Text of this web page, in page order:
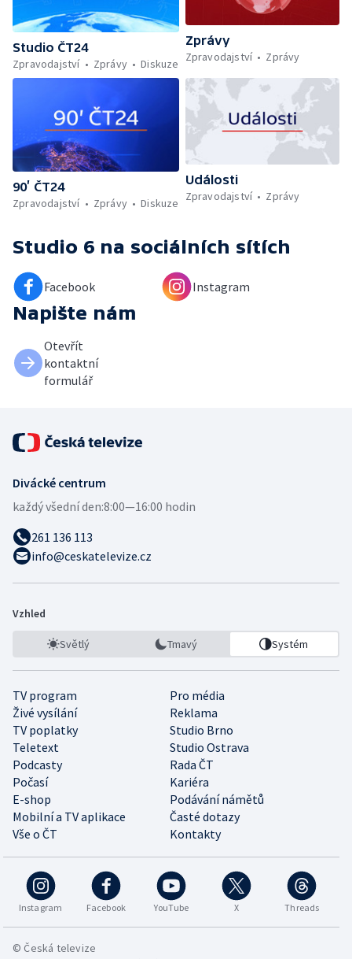
Studio ČT24
Zpravodajství
Zprávy Diskuze
Zprávy
Zpravodajství
Zprávy
90’ ČT24
Zpravodajství
Zprávy Diskuze
Události
Zpravodajství
Zprávy
Studio 6 na sociálních sítích
Facebook Instagram
Napište nám
Otevřít
kontaktní
formulář
Divácké centrum
každý všední den:8:00—16:00 hodin
261 136 113
info@ceskatelevize.cz
Vzhled
Světlý Tmavý Systém
TV program
Pro média
Živé vysílání
Reklama
TV poplatky
Studio Brno
Teletext
Studio Ostrava
Podcasty
Rada ČT
Počasí
Kariéra
E-shop
Podávání námětů
Mobilní a TV aplikace
Časté dotazy
Vše o ČT
Kontakty
Instagram Facebook YouTube X Threads
© Česká televize